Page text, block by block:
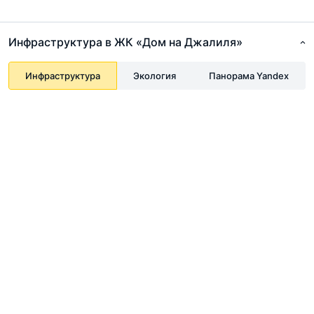
Инфраструктура в ЖК «Дом на Джалиля»
Инфраструктура Экология Панорама Yandex